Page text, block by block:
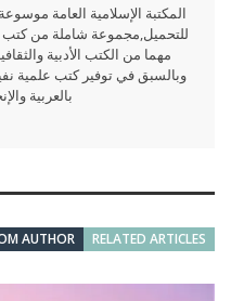
المكتبة الإسلامية العامة
للتحميل,مجموعة شاملة من كتب
مهما من الكتب الأدبية
وبالسبق في توفير كتب علمية
بالعربية
RELATED ARTICLES
AUTHOR